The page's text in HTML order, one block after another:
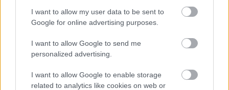
I want to allow my user data to be sent to
Google for online advertising purposes.
I want to allow Google to send me
personalized advertising.
I want to allow Google to enable storage
related to analytics like cookies on web or
HIRDETÉS
HIRDETÉS
HIRDETÉS